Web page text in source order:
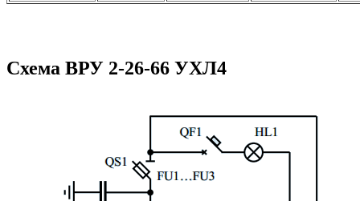
Схема ВРУ 2-26-66 УХЛ4